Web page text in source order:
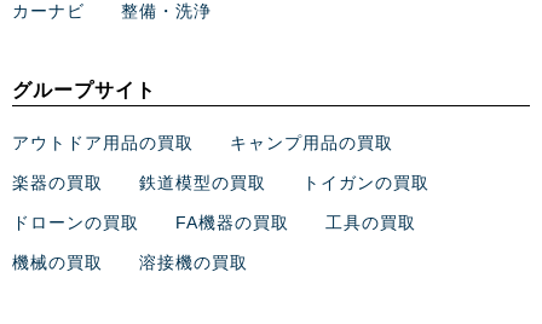
カーナビ 整備・洗浄
グループサイト
アウトドア用品の買取 キャンプ用品の買取
楽器の買取 鉄道模型の買取 トイガンの買取
ドローンの買取 FA機器の買取 工具の買取
機械の買取 溶接機の買取